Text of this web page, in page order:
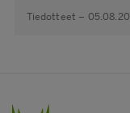
Tiedotteet –